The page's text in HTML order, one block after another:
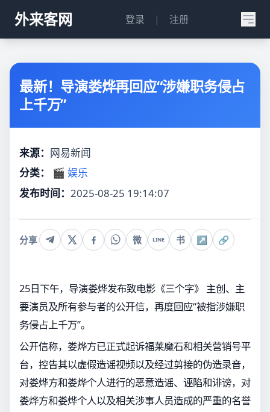
外来客网 登录 | 注册
最新！导演娄烨再回应“涉嫌职务侵占
上千万”
来源： 网易新闻
分类：
🎬 娱乐
发布时间： 2025-08-25 19:14:07
分享 微 LINE 书 ↗ 🔗
25日下午，导演娄烨发布致电影《三个字》 主创、主
要演员及所有参与者的公开信，再度回应“被指涉嫌职
务侵占上千万”。
公开信称，娄烨方已正式起诉福莱魔石和相关营销号平
台，控告其以虚假造谣视频以及经过剪接的伪造录音，
对娄烨方和娄烨个人进行的恶意造谣、诬陷和诽谤，对
娄烨方和娄烨个人以及相关涉事人员造成的严重的名誉